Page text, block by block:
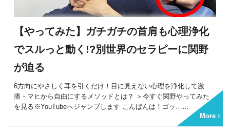
【やってみた】ガチガチの首肩も心理浄化
でスルっと動く!?別世界のセラピーに関野
が迫る
6方向にやさしく耳を引くだけ！目に見えない心理を浄化して激
痛・マヒから自由にするメソッドとは？ ＞今すぐ関野やってみた
を見る※YouTubeへジャンプします こんばんは！ゴッ……
More